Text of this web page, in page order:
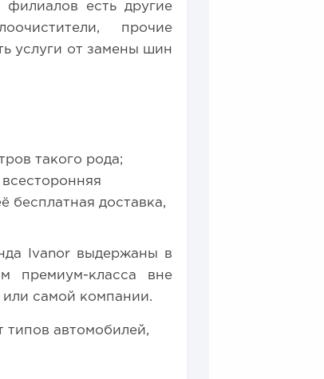
есть другие
прочие
услуги от замены шин
такого рода;
бесплатная доставка,
Ivanor выдержаны в
премиум-класса вне
или самой компании.
типов автомобилей,